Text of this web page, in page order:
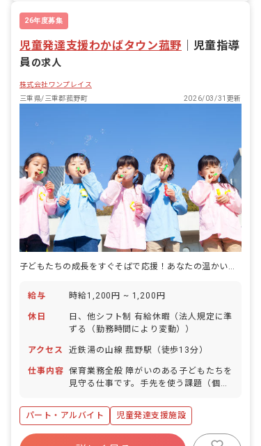
26年度募集
児童発達支援わかばタウン菰野
児童指導
員 の求人
株式会社ワンプレイス
三重県/三重郡菰野町
2026/03/31更新
給与 時給1,200円 ~ 1,200円
休日
日、他シフト制 有給休暇（法人規定に準
ずる（勤務時間により変動））
アクセス 近鉄湯の山線 菰野駅（徒歩13分）
仕事内容 保育業務全般 障がいのある子どもたちを
見守る仕事です。手先を使う課題（個別
どのコミュニケーションを通じて、子ど
もたちの自立をサポートするお仕事で
す。
パート・アルバイト 児童発達支援施設